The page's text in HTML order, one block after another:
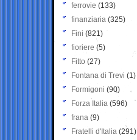
ferrovie (133)
finanziaria (325)
Fini (821)
fioriere (5)
Fitto (27)
Fontana di Trevi (1)
Formigoni (90)
Forza Italia (596)
frana (9)
Fratelli d'Italia (291)